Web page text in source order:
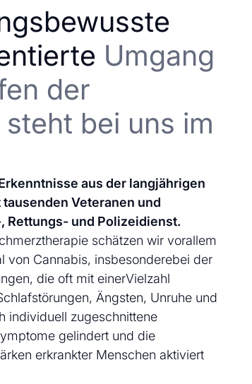
Umgang
der
bei uns im
aus der langjährigen
Veteranen und
Rettungs- und Polizeidienst.
schätzen wir vorallem
von Cannabis, insbesonderebei der
die oft mit einerVielzahl
Ängsten, Unruhe und
individuell zugeschnittene
gelindert und die
erkrankter Menschen aktiviert